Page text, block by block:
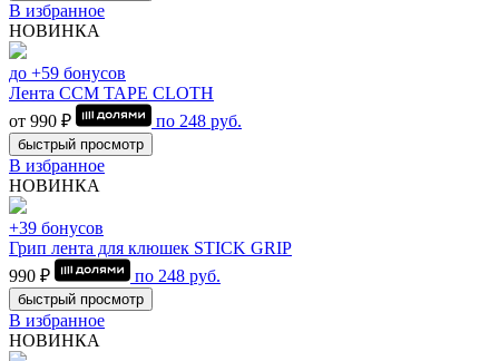
В избранное
НОВИНКА
до +59 бонусов
Лента CCM TAPE CLOTH
от 990 ₽
по 248 руб.
быстрый просмотр
В избранное
НОВИНКА
+39 бонусов
Грип лента для клюшек STICK GRIP
990 ₽
по 248 руб.
быстрый просмотр
В избранное
НОВИНКА